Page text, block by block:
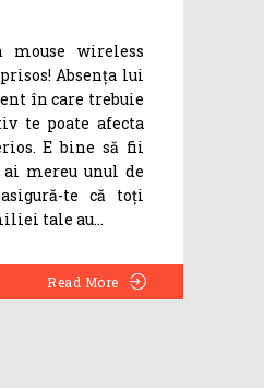
mouse wireless
Absența lui
în care trebuie
te poate afecta
E bine să fii
ai mereu unul de
te că toți
tale au
Read More